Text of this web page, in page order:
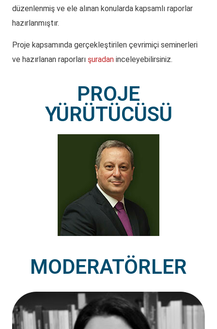
düzenlenmiş ve ele alınan konularda kapsamlı raporlar
hazırlanmıştır.
Proje kapsamında gerçekleştirilen çevrimiçi seminerleri
ve hazırlanan raporları şuradan inceleyebilirsiniz.
PROJE
YÜRÜTÜCÜSÜ
MODERATÖRLER